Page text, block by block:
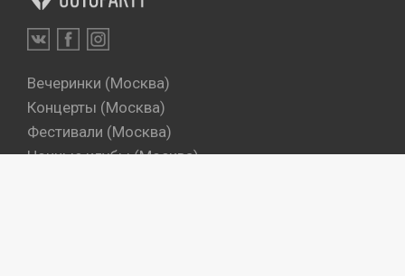
Вечеринки (Москва)
Концерты (Москва)
Фестивали (Москва)
Ночные клубы (Москва)